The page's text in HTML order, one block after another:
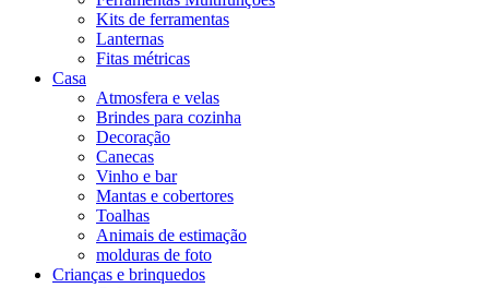
Kits de ferramentas
Lanternas
Fitas métricas
Casa
Atmosfera e velas
Brindes para cozinha
Decoração
Canecas
Vinho e bar
Mantas e cobertores
Toalhas
Animais de estimação
molduras de foto
Crianças e brinquedos